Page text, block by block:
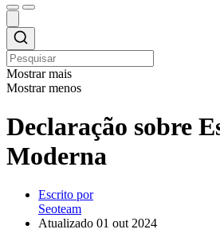
Mostrar mais
Mostrar menos
Declaração sobre
Moderna
Escrito por
Seoteam
Atualizado 01 out 2024